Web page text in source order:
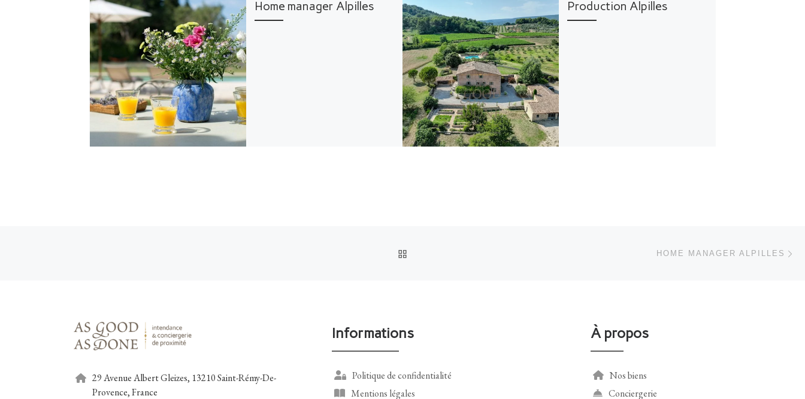
Home manager Alpilles Production Alpilles
HOME MANAGER ALPILLES
29 Avenue Albert Gleizes, 13210 Saint-Rémy-De-
Provence, France
Informations
Politique de confidentialité
Mentions légales
À propos
Nos biens
Conciergerie